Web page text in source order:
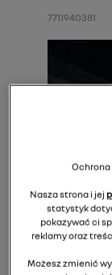
7711940381
Nasza strona i jej
statystyk
pokazywać ci
reklamy oraz
Możesz zmienić